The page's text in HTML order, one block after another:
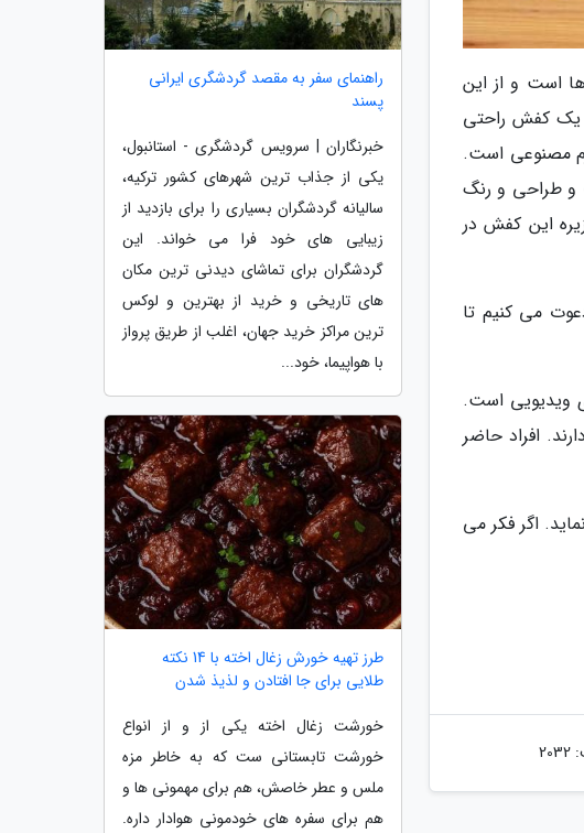
ها است و از این
یک کفش راحتی
رویه آن از چرم مصنوعی است.
و طراحی و رنگ
این کفش در
آن ، از شما دعوت می کنیم تا
ویدیویی است.
افراد حاضر
اگر فکر می
راهنمای سفر به مقصد گردشگری ایرانی
پسند
خبرنگاران | سرویس گردشگری - استانبول،
یکی از جذاب ترین شهرهای کشور ترکیه،
سالیانه گردشگران بسیاری را برای بازدید از
زیبایی های خود فرا می خواند. این
گردشگران برای تماشای دیدنی ترین مکان
های تاریخی و خرید از بهترین و لوکس
ترین مراکز خرید جهان، اغلب از طریق پرواز
با هواپیما، خود...
طرز تهیه خورش زغال اخته با 14 نکته
طلایی برای جا افتادن و لذیذ شدن
خورشت زغال اخته یکی از و از انواع
خورشت تابستانی ست که به خاطر مزه
ملس و عطر خاصش، هم برای مهمونی ها و
هم برای سفره های خودمونی هوادار داره.